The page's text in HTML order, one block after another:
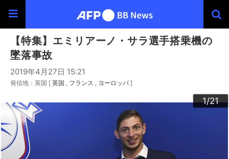
【特集】エミリアーノ・サラ選手搭乗機の
墜落事故
2019年4月27日 15:21
発信地：英国 [ 英国 フランス ヨーロッパ ]
1/21
2/21
3/21
4/21
5/21
6/21
7/21
8/21
9/21
10/21
11/21
12/21
13/21
14/21
15/21
16/21
17/21
18/21
19/21
20/21
21/21